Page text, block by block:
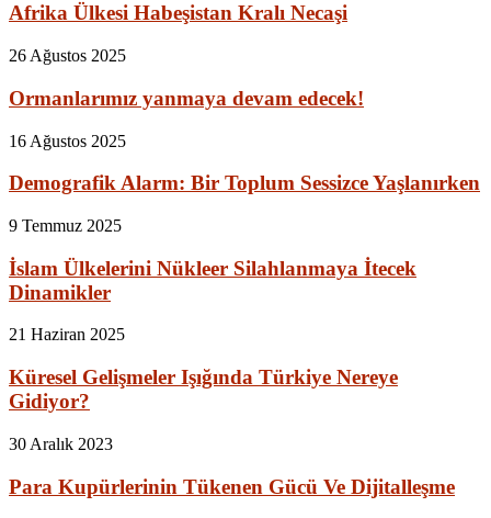
Afrika Ülkesi Habeşistan Kralı Necaşi
26 Ağustos 2025
Ormanlarımız yanmaya devam edecek!
16 Ağustos 2025
Demografik Alarm: Bir Toplum Sessizce Yaşlanırken
9 Temmuz 2025
İslam Ülkelerini Nükleer Silahlanmaya İtecek
Dinamikler
21 Haziran 2025
Küresel Gelişmeler Işığında Türkiye Nereye
Gidiyor?
30 Aralık 2023
Para Kupürlerinin Tükenen Gücü Ve Dijitalleşme